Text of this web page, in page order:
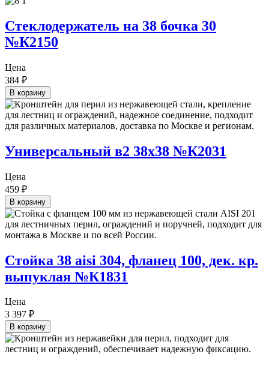
Стеклодержатель на 38 бочка 30
№К2150
Цена
384 ₽
В корзину
Универсальный в2 38х38 №К2031
Цена
459 ₽
В корзину
Стойка 38 aisi 304, фланец 100, дек. кр.
выпуклая №К1831
Цена
3 397 ₽
В корзину